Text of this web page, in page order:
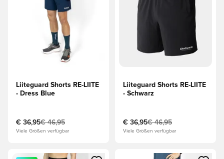
Liiteguard Shorts RE-LIITE
- Dress Blue
€ 36,95€ 46,95
Viele Größen verfügbar
Liiteguard Shorts RE-LIITE
- Schwarz
€ 36,95€ 46,95
Viele Größen verfügbar